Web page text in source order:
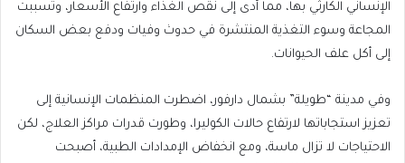
الإنساني الكارثي بها، مما أدى إلى نقص الغذاء وارتفاع الأسعار، وتسببت
المجاعة وسوء التغذية المنتشرة في حدوث وفيات ودفع بعض السكان
إلى أكل علف الحيوانات.
وفي مدينة “طويلة” بشمال دارفور، اضطرت المنظمات الإنسانية إلى
تعزيز استجاباتها لارتفاع حالات الكوليرا، وطورت قدرات مراكز العلاج، لكن
الاحتياجات لا تزال ماسة، ومع انخفاض الإمدادات الطبية، أصبحت